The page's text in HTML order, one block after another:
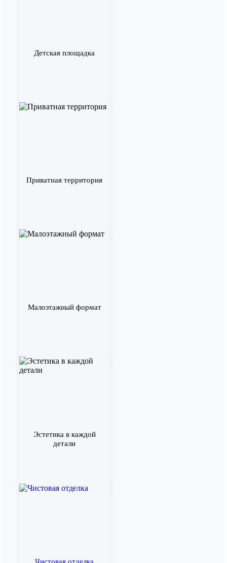
Детская площадка
Приватная территория
Малоэтажный формат
Эстетика в каждой
детали
Чистовая отделка